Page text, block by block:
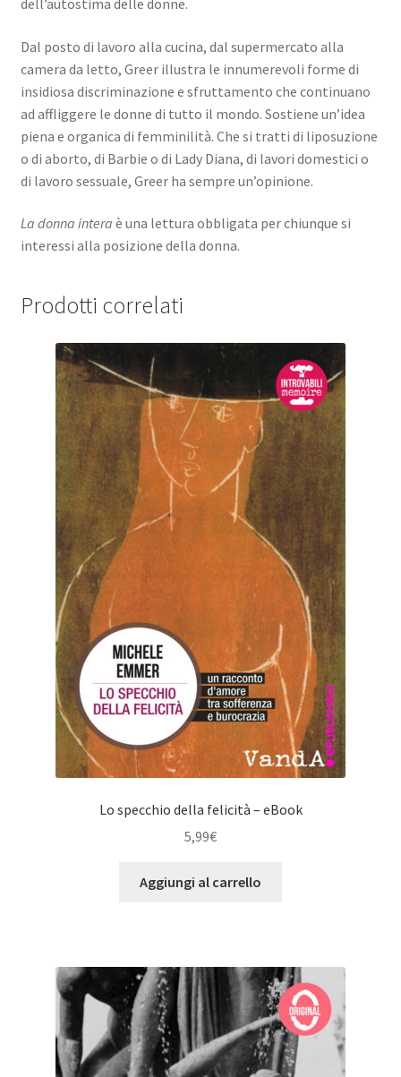
Dal posto di lavoro alla cucina, dal supermercato alla
camera da letto, Greer illustra le innumerevoli forme di
insidiosa discriminazione e sfruttamento che continuano
ad affliggere le donne di tutto il mondo. Sostiene un’idea
piena e organica di femminilità. Che si tratti di liposuzione
o di aborto, di Barbie o di Lady Diana, di lavori domestici o
di lavoro sessuale, Greer ha sempre un’opinione.
La donna intera è una lettura obbligata per chiunque si
interessi alla posizione della donna.
Prodotti correlati
Lo specchio della felicità – eBook
5,99€
Aggiungi al carrello